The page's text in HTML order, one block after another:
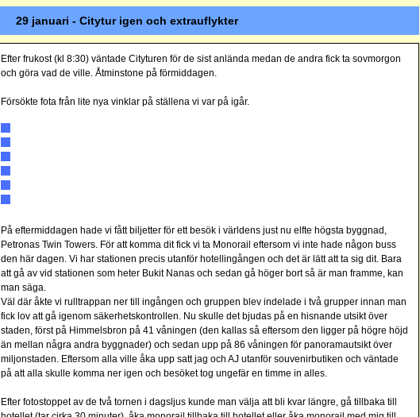
29 januari - Citytur igen och extrauflykter
Efter frukost (kl 8:30) väntade Cityturen för de sist anlända medan de andra fick ta sovmorgon
och göra vad de ville. Åtminstone på förmiddagen.
Försökte fota från lite nya vinklar på ställena vi var på igår.
På eftermiddagen hade vi fått biljetter för ett besök i världens just nu elfte högsta byggnad,
Petronas Twin Towers. För att komma dit fick vi ta Monorail eftersom vi inte hade någon buss
den här dagen. Vi har stationen precis utanför hotellingången och det är lätt att ta sig dit. Bara
att gå av vid stationen som heter Bukit Nanas och sedan gå höger bort så är man framme, kan
man säga.
Väl där åkte vi rulltrappan ner till ingången och gruppen blev indelade i två grupper innan man
fick lov att gå igenom säkerhetskontrollen. Nu skulle det bjudas på en hisnande utsikt över
staden, först på Himmelsbron på 41 våningen (den kallas så eftersom den ligger på högre höjd
än mellan några andra byggnader) och sedan upp på 86 våningen för panoramautsikt över
miljonstaden. Eftersom alla ville åka upp satt jag och AJ utanför souvenirbutiken och väntade
på att alla skulle komma ner igen och besöket tog ungefär en timme in alles.
Efter fotostoppet av de två tornen i dagsljus kunde man välja att bli kvar längre, gå tillbaka till